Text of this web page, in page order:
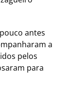
antes
a
pelos
para